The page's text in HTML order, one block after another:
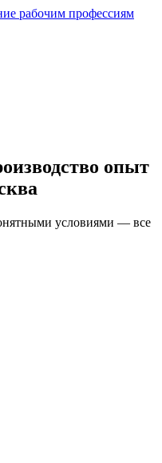
рабочим профессиям
опыт
условиями — все